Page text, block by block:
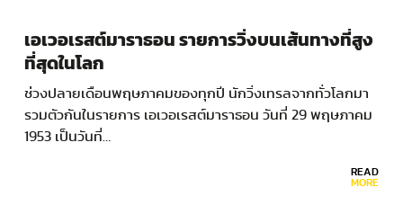
เอเวอเรสต์มาราธอน รายการวิ่งบนเส้นทางที่สูง
ที่สุดในโลก
ช่วงปลายเดือนพฤษภาคมของทุกปี นักวิ่งเทรลจากทั่วโลกมา
รวมตัวกันในรายการ เอเวอเรสต์มาราธอน วันที่ 29 พฤษภาคม
1953 เป็นวันที่…
READ
MORE